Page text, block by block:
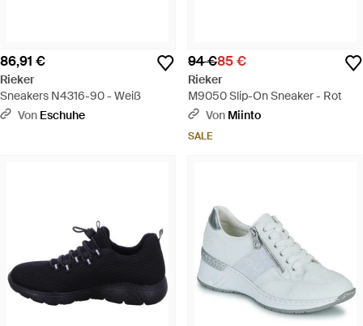
86,91 €
Rieker
Sneakers N4316-90 - Weiß
Von Eschuhe
94 €85 €
Rieker
M9050 Slip-On Sneaker - Rot
Von Miinto
SALE